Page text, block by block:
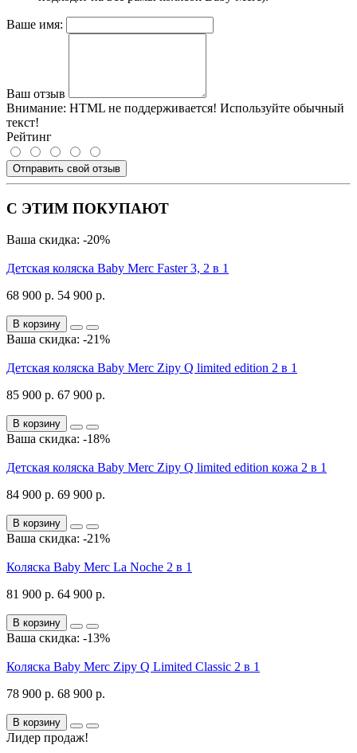
Ваше имя:
Ваш отзыв
Внимание: HTML не поддерживается! Используйте обычный
текст!
Рейтинг
Отправить свой отзыв
С ЭТИМ ПОКУПАЮТ
Ваша скидка: -20%
Детская коляска Baby Merc Faster 3, 2 в 1
68 900 р. 54 900 р.
В корзину
Ваша скидка: -21%
Детская коляска Baby Merc Zipy Q limited edition 2 в 1
85 900 р. 67 900 р.
В корзину
Ваша скидка: -18%
Детская коляска Baby Merc Zipy Q limited edition кожа 2 в 1
84 900 р. 69 900 р.
В корзину
Ваша скидка: -21%
Коляска Baby Merc La Noche 2 в 1
81 900 р. 64 900 р.
В корзину
Ваша скидка: -13%
Коляска Baby Merc Zipy Q Limited Classic 2 в 1
78 900 р. 68 900 р.
В корзину
Лидер продаж!